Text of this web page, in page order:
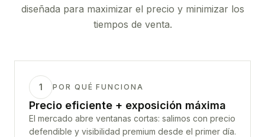
diseñada para maximizar el precio y minimizar los
tiempos de venta.
1 POR QUÉ FUNCIONA
Precio eficiente + exposición máxima
El mercado abre ventanas cortas: salimos con precio
defendible y visibilidad premium desde el primer día.